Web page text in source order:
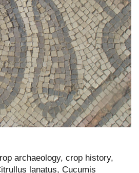
archaeology, crop history,
lanatus, Cucumis